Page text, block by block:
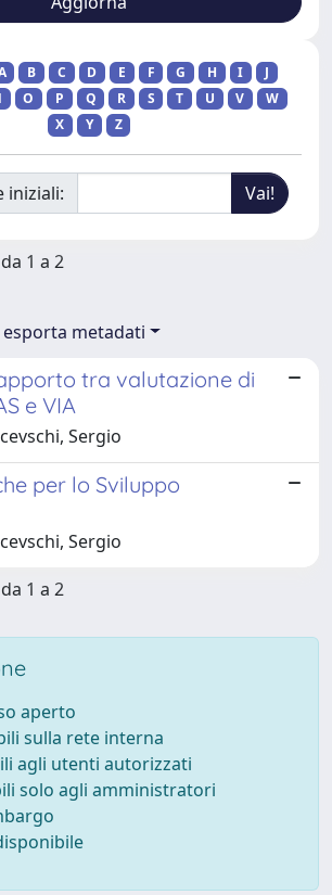
B C D E F G H I
J
O P Q R S T U V
W
X
Y Z
iniziali:
1 a 2
esporta metadati
tra valutazione di
e VIA
Sergio
per lo Sviluppo
Sergio
1 a 2
aperto
sulla rete interna
agli utenti autorizzati
solo agli amministratori